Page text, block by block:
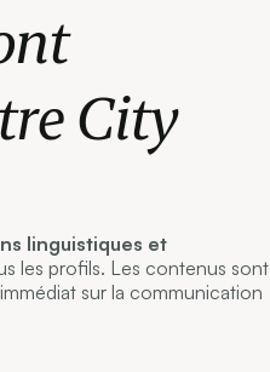
City
linguistiques et
les profils. Les contenus sont
sur la communication